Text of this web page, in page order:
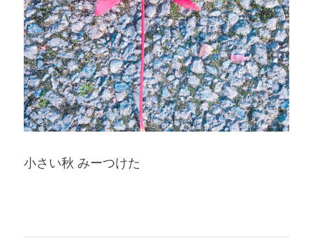
小さい秋 みーつけた